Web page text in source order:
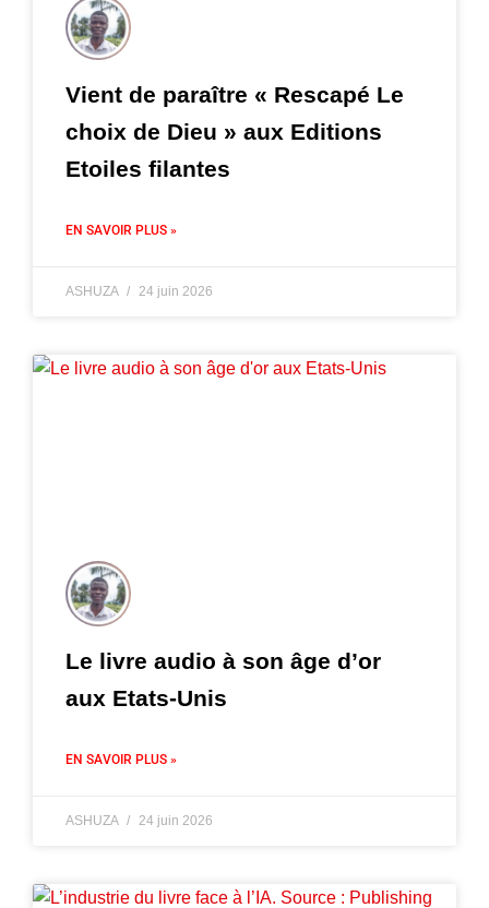
Vient de paraître « Rescapé Le
choix de Dieu » aux Editions
Etoiles filantes
EN SAVOIR PLUS »
ASHUZA 24 juin 2026
Le livre audio à son âge d’or
aux Etats-Unis
EN SAVOIR PLUS »
ASHUZA 24 juin 2026